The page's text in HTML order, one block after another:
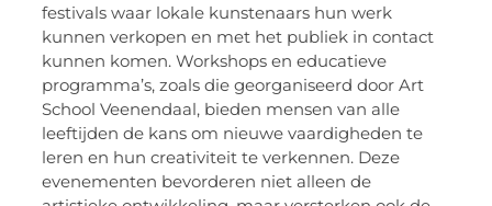
festivals waar lokale kunstenaars hun werk
kunnen verkopen en met het publiek in contact
kunnen komen. Workshops en educatieve
programma’s, zoals die georganiseerd door Art
School Veenendaal, bieden mensen van alle
leeftijden de kans om nieuwe vaardigheden te
leren en hun creativiteit te verkennen. Deze
evenementen bevorderen niet alleen de